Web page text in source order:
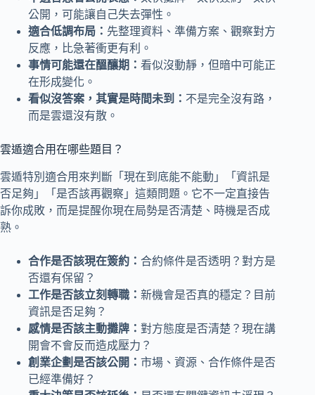
公開，可能讓自己失去彈性。
適合低調布局： 先整理資料、準備方案、觀察對方
反應，比急著衝更有利。
事情可能還在醞釀期： 看似沒動靜，但暗中可能正
在形成變化。
看似沒答案，其實是時間未到： 不是完全沒有路，
而是雲還沒有散。
雲遁適合用在哪些題目？
雲遁特別適合用來判斷「現在到底能不能動」「資訊是
否足夠」「是否該再觀察」這類問題。它不一定直接告
訴你成敗，而是提醒你現在局勢是否清楚、時機是否成
熟。
合作是否該現在簽約： 合約條件是否透明？對方是
否還有保留？
工作是否該立刻轉職： 新機會是否真的穩定？目前
資訊是否足夠？
感情是否該主動攤牌： 對方態度是否清楚？現在講
開會不會反而造成壓力？
創業企劃是否該公開： 市場、資源、合作條件是否
已經準備好？